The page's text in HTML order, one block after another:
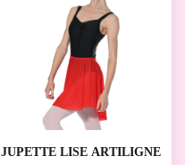
JUPETTE LISE ARTILIGNE